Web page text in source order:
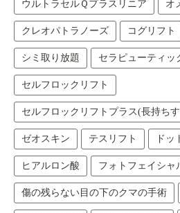
ウルトラセルＱプラスリニア オ
クレオパトラノーズ コグリフト
シミ取り放題 セラピューティッ
セルフロックリフト
セルフロックリフトプラス(長持ちす
ゼオスキン テスリフト ドッ
ヒアルロン酸 フォトフェイシャ
傷の残らない目の下のクマの手術